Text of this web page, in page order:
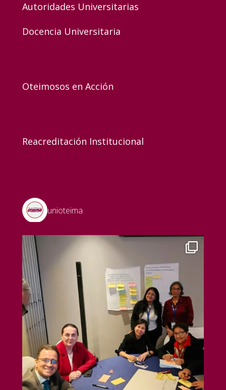
Autoridades Universitarias
Docencia Universitaria
Oteimosos en Acción
Reacreditación Institucional
unioteima